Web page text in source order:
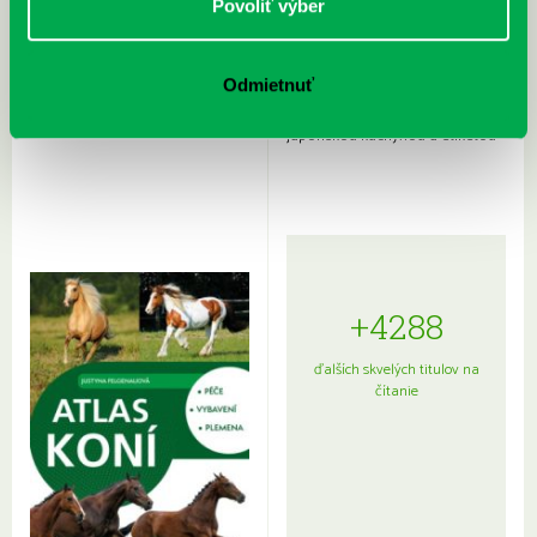
Povoliť výber
Odmietnuť
Rudź, Przemyslaw: Atlas hviezd:
Hardy, Paula: Japonsko na tanieri:
japonskou kuchyňou a etiketou
+4288
ďalších skvelých titulov na
čítanie